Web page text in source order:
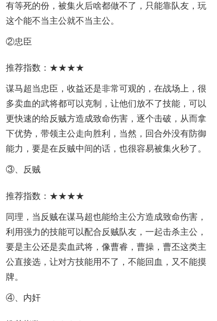
有等死的份，被集火后啥都做不了，只能靠队友，玩
这个能不当主公就不当主公。
②忠臣
推荐指数：★★★★
谋马超当忠臣，收益还是非常可观的，在战场上，很
多卖血的武将都可以克制，让他们放不了技能，可以
更快速的给反贼方造成致命伤害，逐个击破，从而拿
下优势，带领主公走向胜利，当然，回合外没有防御
能力，要是在反贼中间的话，也很容易被集火秒了。
③、反贼
推荐指数：★★★★
同理，当反贼在谋马超也能给主公方造成致命伤害，
利用强力的技能可以配合反贼队友，一起击杀主公，
要是主公还是卖血武将，像曹睿，曹操，曹丕这类主
公直接选，让对方技能用不了，不能回血，又不能摸
牌。
④、内奸